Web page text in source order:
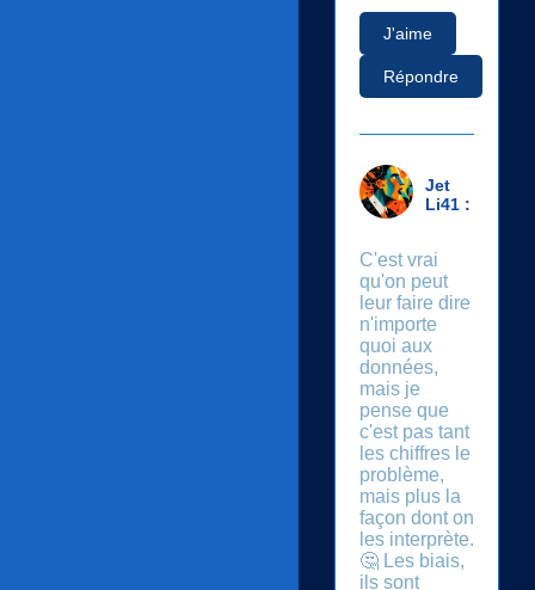
J'aime
Répondre
Jet
Li41 :
C'est vrai
qu'on peut
leur faire dire
n'importe
quoi aux
données,
mais je
pense que
c'est pas tant
les chiffres le
problème,
mais plus la
façon dont on
les interprète.
🤔 Les biais,
ils sont